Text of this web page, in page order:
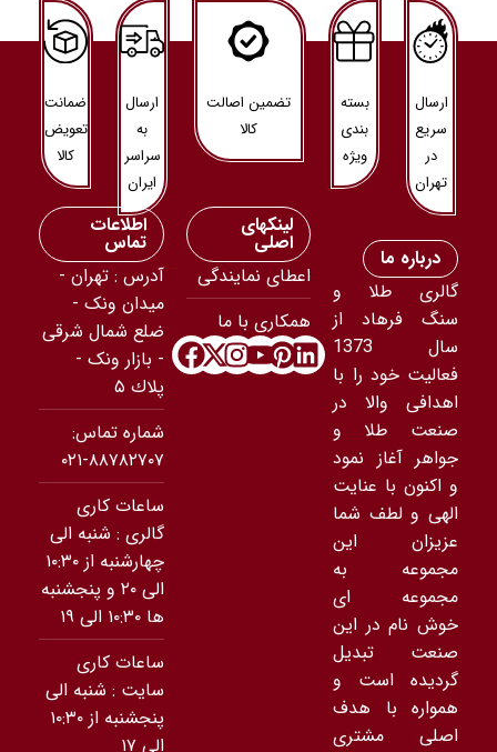
ارسال
سریع
در
تهران
بسته
بندی
ویژه
تضمین اصالت
کالا
ارسال
به
سراسر
ایران
ضمانت
تعویض
کالا
درباره ما
گالری طلا و
سنگ فرهاد از
سال 1373
فعالیت خود را با
اهدافی والا در
صنعت طلا و
جواهر آغاز نمود
و اکنون با عنایت
الهی و لطف شما
عزیزان این
مجموعه به
مجموعه ای
خوش نام در این
صنعت تبدیل
گردیده است و
همواره با هدف
اصلی مشتری
لینکهای
اصلی
اعطای نمایندگی
همکاری با ما
اطلاعات
تماس
آدرس : تهران -
ميدان ونک -
ضلع شمال شرقى
- بازار ونک -
پلاك ۵
شماره تماس:
۸۸۷۸۲۷۰۷-۰۲۱
ساعات کاری
گالری : شنبه الی
چهارشنبه از ۱۰:۳۰
الی ۲۰ و پنجشنبه
ها ۱۰:۳۰ الی ۱۹
ساعات کاری
سایت : شنبه الی
پنجشنبه از ۱۰:۳۰
الی ۱۷